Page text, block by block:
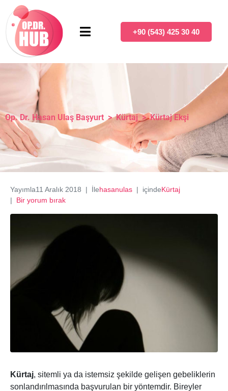
+90 (543) 425 30 40
Op. Dr. Hasan Ulaş Başyurt >Kürtaj >Kürtaj Ekşi
Yayımla11 Aralık 2018 İlehasanulas içindeKürtaj
Bir yorum bırak
Kürtaj, sitemli ya da istemsiz şekilde gelişen gebeliklerin
sonlandırılmasında başvurulan bir yöntemdir. Bireyler